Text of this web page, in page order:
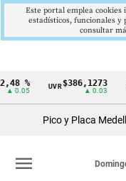
Cintillo
Colombia
%
0.05
UVR$386,1273
▲ 0.03
Pico y Placa
menu
Este portal emplea
estadísticos, funcionales y
consultar